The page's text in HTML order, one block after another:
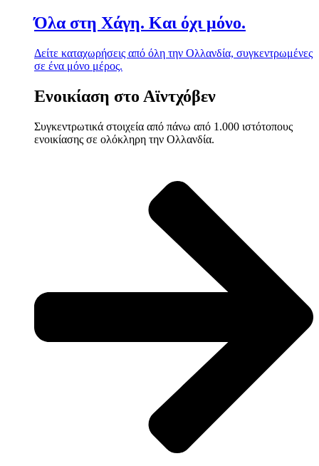
Όλα στη Χάγη. Και όχι μόνο.
Δείτε καταχωρήσεις από όλη την Ολλανδία, συγκεντρωμένες
σε ένα μόνο μέρος.
Ενοικίαση στο Αϊντχόβεν
Συγκεντρωτικά στοιχεία από πάνω από 1.000 ιστότοπους
ενοικίασης σε ολόκληρη την Ολλανδία.